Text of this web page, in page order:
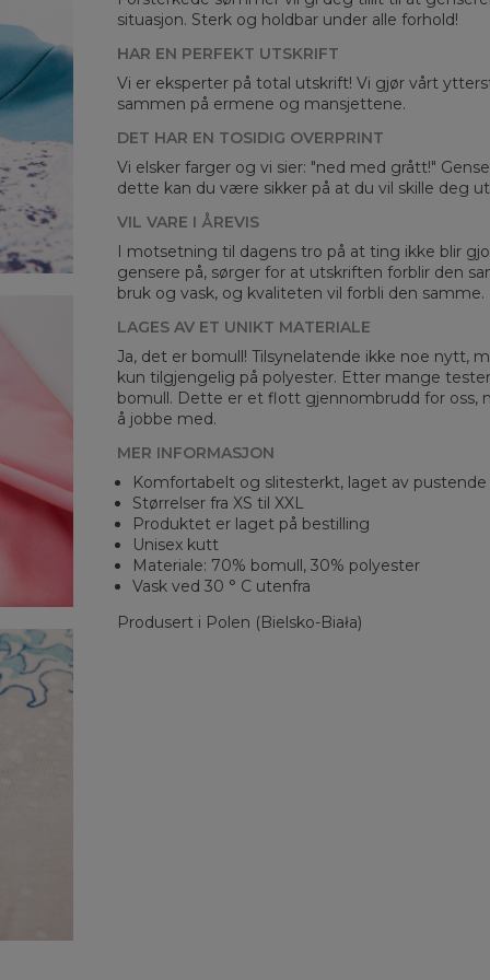
CM
B
C
situasjon. Sterk og holdbar under alle forhold!
HAR EN PERFEKT UTSKRIFT
Vi er eksperter på total utskrift! Vi gjør vårt
sammen på ermene og mansjettene.
DET HAR EN TOSIDIG OVERPRINT
Vi elsker farger og vi sier: "ned med grått!"
dette kan du være sikker på at du vil skille deg
VIL VARE I ÅREVIS
I motsetning til dagens tro på at ting ikke blir
gensere på, sørger for at utskriften forblir den
bruk og vask, og kvaliteten vil forbli den samme.
LAGES AV ET UNIKT MATERIALE
Ja, det er bomull! Tilsynelatende ikke noe nytt,
kun tilgjengelig på polyester. Etter mange
bomull. Dette er et flott gjennombrudd for oss,
å jobbe med.
MER INFORMASJON
Komfortabelt og slitesterkt, laget av
Størrelser fra XS til XXL
Produktet er laget på bestilling
Unisex kutt
Materiale: 70% bomull, 30% polyester
Vask ved 30 ° C utenfra
Produsert i Polen (Bielsko-Biała)